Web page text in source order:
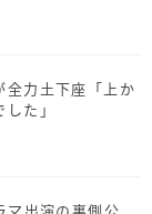
全力土下座「上か
た」